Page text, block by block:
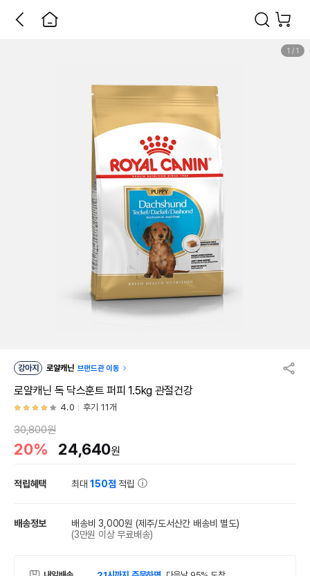
1 / 1
강아지 로얄캐닌 브랜드관 이동
로얄캐닌 독 닥스훈트 퍼피 1.5kg 관절건강
4.0 후기 11개
30,800원
20% 24,640원
적립혜택 최대150점 적립
배송정보 배송비 3,000원 (제주/도서산간 배송비 별도)
(3만원 이상 무료배송)